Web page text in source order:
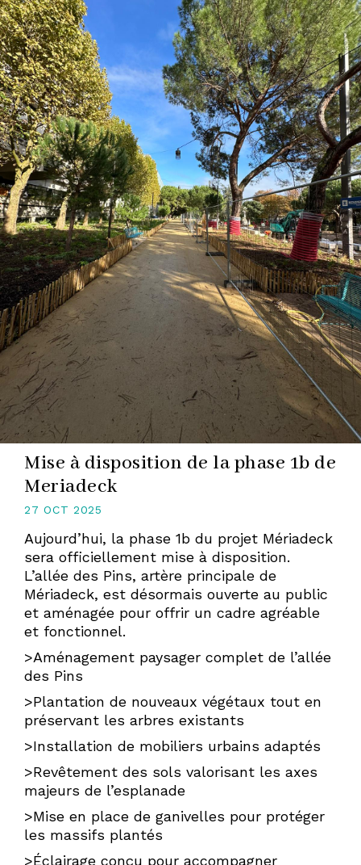
Mise à disposition de la phase 1b de
Meriadeck
27 OCT 2025
Aujourd’hui, la phase 1b du projet Mériadeck
sera officiellement mise à disposition.
L’allée des Pins, artère principale de
Mériadeck, est désormais ouverte au public
et aménagée pour offrir un cadre agréable
et fonctionnel.
>Aménagement paysager complet de l’allée
des Pins
>Plantation de nouveaux végétaux tout en
préservant les arbres existants
>Installation de mobiliers urbains adaptés
>Revêtement des sols valorisant les axes
majeurs de l’esplanade
>Mise en place de ganivelles pour protéger
les massifs plantés
>Éclairage conçu pour accompagner